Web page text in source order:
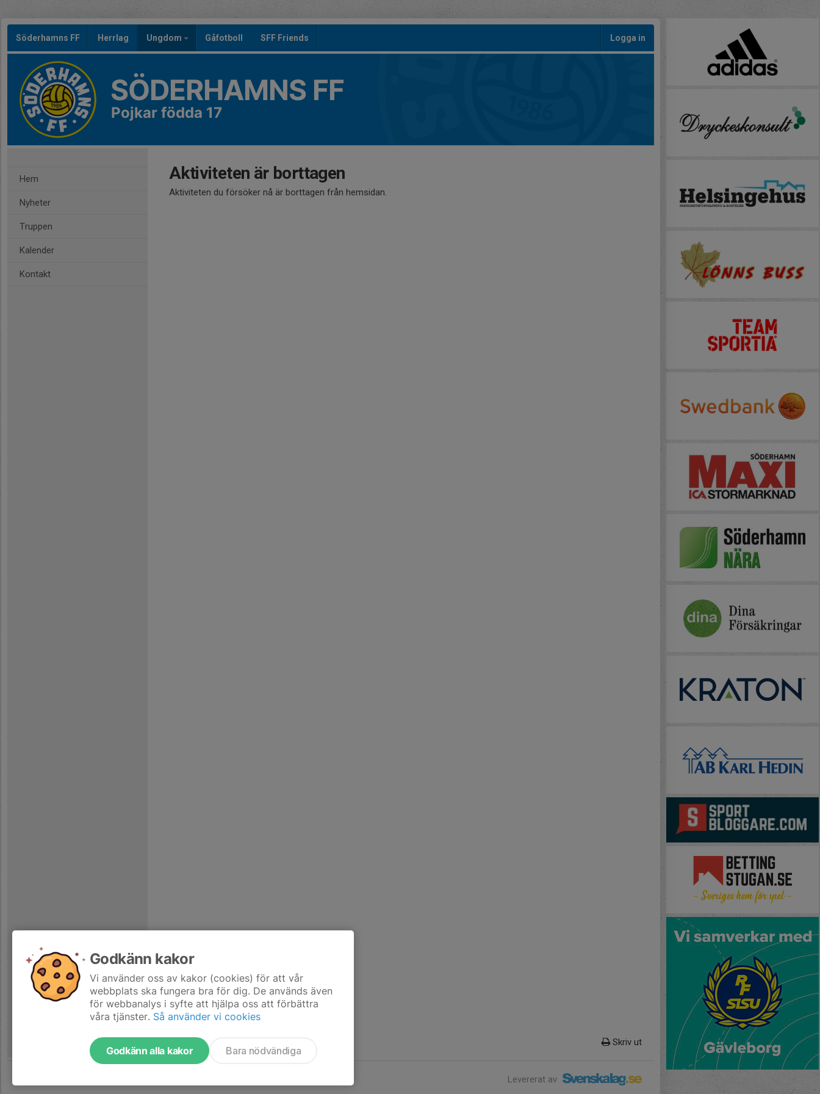
Söderhamns FF Herrlag Ungdom Gåfotboll SFF Friends Logga in
SÖDERHAMNS FF
Pojkar födda 17
Hem
Nyheter
Truppen
Kalender
Kontakt
Aktiviteten är borttagen
Aktiviteten du försöker nå är borttagen från hemsidan.
Skriv ut
Levererat av
Godkänn kakor
Vi använder oss av kakor (cookies) för att vår
webbplats ska fungera bra för dig. De används även
för webbanalys i syfte att hjälpa oss att förbättra
våra tjänster. Så använder vi cookies
Godkänn alla kakor Bara nödvändiga